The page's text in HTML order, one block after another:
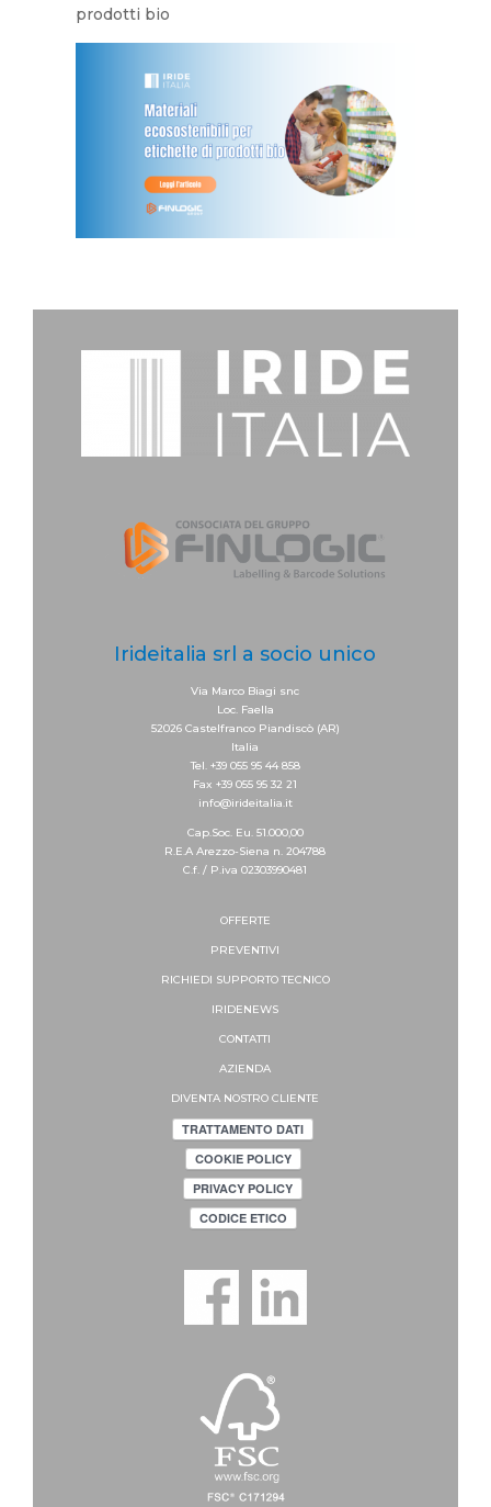
prodotti bio
Irideitalia srl a socio unico
Via Marco Biagi snc
Loc. Faella
52026 Castelfranco Piandiscò (AR)
Italia
Tel. +39 055 95 44 858
Fax +39 055 95 32 21
info@irideitalia.it
Cap.Soc. Eu. 51.000,00
R.E.A Arezzo-Siena n. 204788
C.f. / P.iva 02303990481
OFFERTE
PREVENTIVI
RICHIEDI SUPPORTOTECNICO
IRIDENEWS
CONTATTI
AZIENDA
DIVENTA NOSTRO CLIENTE